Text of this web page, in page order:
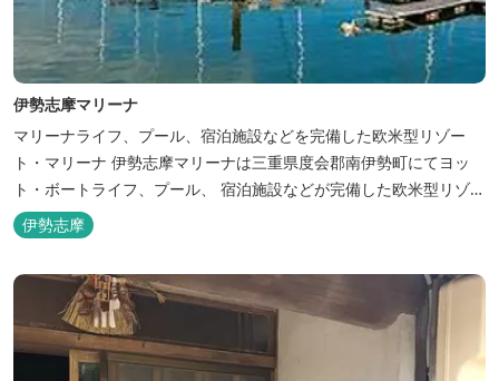
伊勢志摩マリーナ
マリーナライフ、プール、宿泊施設などを完備した欧米型リゾー
ト・マリーナ 伊勢志摩マリーナは三重県度会郡南伊勢町にてヨッ
ト・ボートライフ、プール、 宿泊施設などが完備した欧米型リゾー
ト・マリーナの管理・運営を行っております。
伊勢志摩